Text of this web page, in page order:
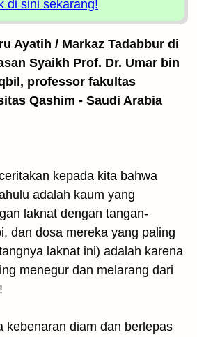
di sini sekarang!
Ayatih / Markaz Tadabbur di
Syaikh Prof. Dr. Umar bin
professor fakultas
Qashim - Saudi Arabia
kepada kita bahwa
adalah kaum yang
laknat dengan tangan-
dan dosa mereka yang paling
laknat ini) adalah karena
menegur dan melarang dari
kebenaran diam dan berlepas